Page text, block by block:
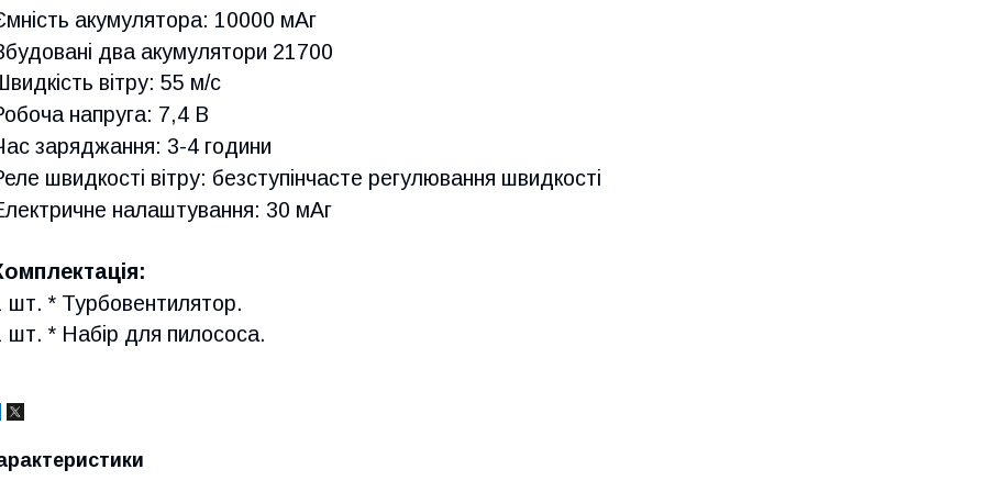
акумулятора: 10000 мАг
два акумулятори 21700
вітру: 55 м/с
напруга: 7,4 В
заряджання: 3-4 години
швидкості вітру: безступінчасте регулювання швидкості
налаштування: 30 мАг
шт. * Турбовентилятор.
шт. * Набір для пилососа.